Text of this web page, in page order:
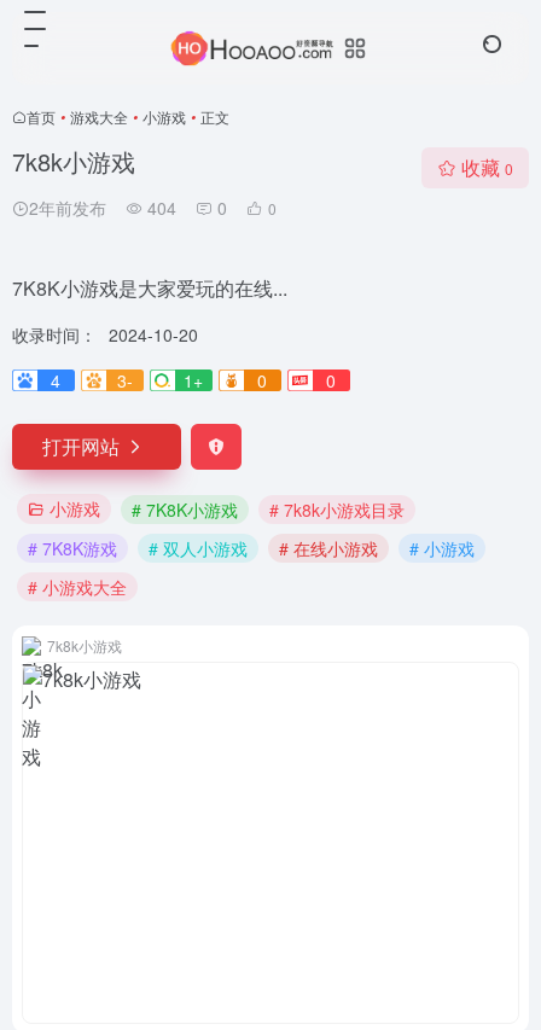
首页 • 游戏大全 • 小游戏 • 正文
7k8k小游戏
2年前发布 404 0 0
收藏 0
7K8K小游戏是大家爱玩的在线...
收录时间：
2024-10-20
4
3- 1+ 0 0
打开网站
小游戏 # 7K8K小游戏
# 7k8k小游戏目录
# 7K8K游戏
# 双人小游戏 # 在线小游戏
# 小游戏
# 小游戏大全
7k8k小游戏